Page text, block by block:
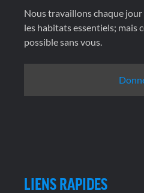
Nous travaillons chaque
les habitats essentiels; mais
possible sans vous.
LIENS RAPIDES